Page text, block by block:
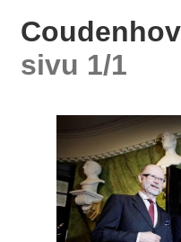
sivu 1/1